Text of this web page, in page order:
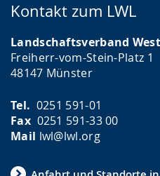
Kontakt zum LWL
Landschaftsverband
Freiherr-vom-Stein-Platz 1
48147 Münster
Tel. 0251 591-01
Fax 0251 591-33 00
Mail lwl@lwl.org